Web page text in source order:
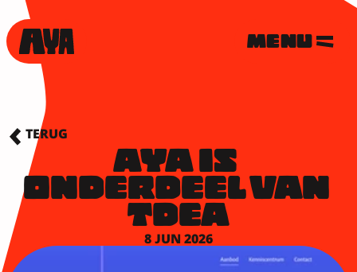
TERUG
AYA IS
ONDERDEEL VAN
TDEA
8 JUN 2026
MENU